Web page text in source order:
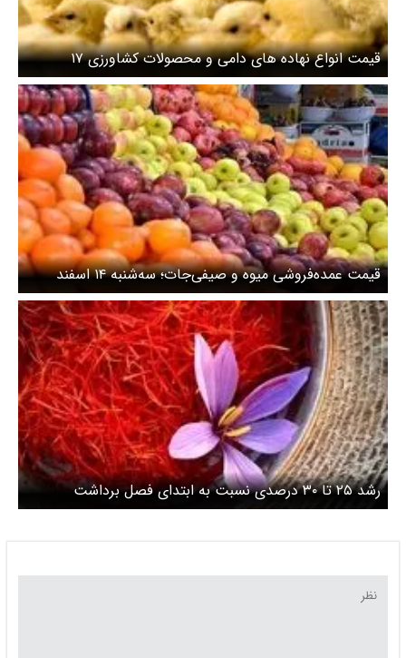
قیمت انواع نهاده های دامی و محصولات کشاورزی ۱۷
فروردین ۱۴۰۴
قیمت عمده‌فروشی میوه و صیفی‌جات؛ سه‌شنبه ۱۴ اسفند
رشد ۲۵ تا ۳۰ درصدی نسبت به ابتدای فصل برداشت